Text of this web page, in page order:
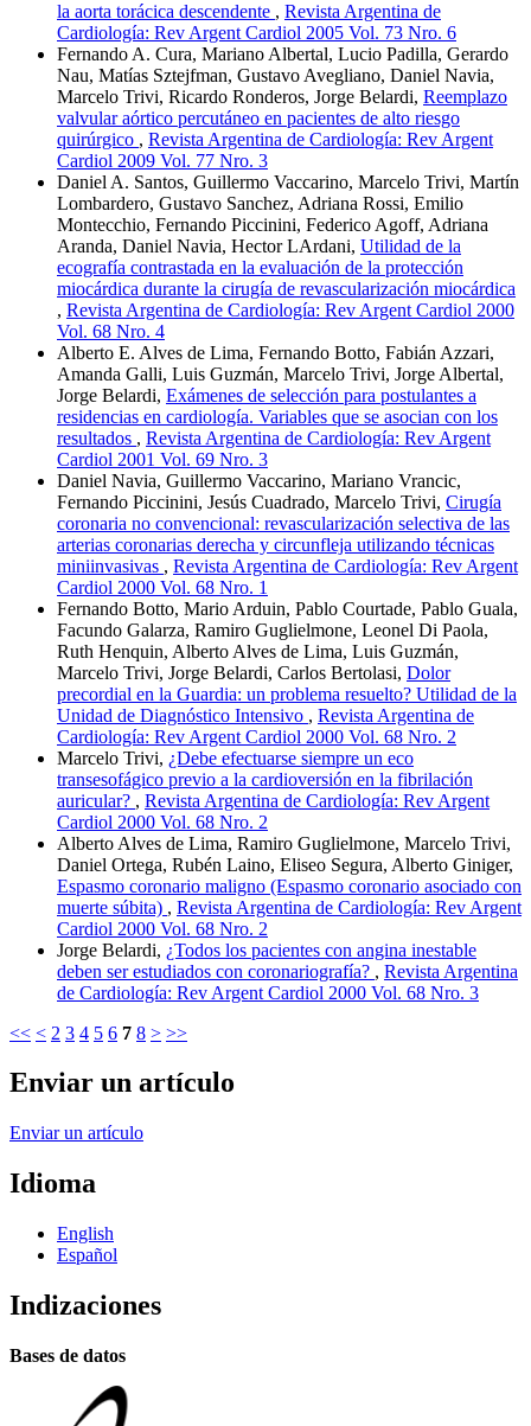
la aorta torácica descendente , Revista Argentina de
Cardiología: Rev Argent Cardiol 2005 Vol. 73 Nro. 6
Fernando A. Cura, Mariano Albertal, Lucio Padilla, Gerardo
Nau, Matías Sztejfman, Gustavo Avegliano, Daniel Navia,
Marcelo Trivi, Ricardo Ronderos, Jorge Belardi, Reemplazo
valvular aórtico percutáneo en pacientes de alto riesgo
quirúrgico , Revista Argentina de Cardiología: Rev Argent
Cardiol 2009 Vol. 77 Nro. 3
Daniel A. Santos, Guillermo Vaccarino, Marcelo Trivi, Martín
Lombardero, Gustavo Sanchez, Adriana Rossi, Emilio
Montecchio, Fernando Piccinini, Federico Agoff, Adriana
Aranda, Daniel Navia, Hector LArdani, Utilidad de la
ecografía contrastada en la evaluación de la protección
miocárdica durante la cirugía de revascularización miocárdica
, Revista Argentina de Cardiología: Rev Argent Cardiol 2000
Vol. 68 Nro. 4
Alberto E. Alves de Lima, Fernando Botto, Fabián Azzari,
Amanda Galli, Luis Guzmán, Marcelo Trivi, Jorge Albertal,
Jorge Belardi, Exámenes de selección para postulantes a
residencias en cardiología. Variables que se asocian con los
resultados , Revista Argentina de Cardiología: Rev Argent
Cardiol 2001 Vol. 69 Nro. 3
Daniel Navia, Guillermo Vaccarino, Mariano Vrancic,
Fernando Piccinini, Jesús Cuadrado, Marcelo Trivi, Cirugía
coronaria no convencional: revascularización selectiva de las
arterias coronarias derecha y circunfleja utilizando técnicas
miniinvasivas , Revista Argentina de Cardiología: Rev Argent
Cardiol 2000 Vol. 68 Nro. 1
Fernando Botto, Mario Arduin, Pablo Courtade, Pablo Guala,
Facundo Galarza, Ramiro Guglielmone, Leonel Di Paola,
Ruth Henquin, Alberto Alves de Lima, Luis Guzmán,
Marcelo Trivi, Jorge Belardi, Carlos Bertolasi, Dolor
precordial en la Guardia: un problema resuelto? Utilidad de la
Unidad de Diagnóstico Intensivo , Revista Argentina de
Cardiología: Rev Argent Cardiol 2000 Vol. 68 Nro. 2
Marcelo Trivi, ¿Debe efectuarse siempre un eco
transesofágico previo a la cardioversión en la fibrilación
auricular? , Revista Argentina de Cardiología: Rev Argent
Cardiol 2000 Vol. 68 Nro. 2
Alberto Alves de Lima, Ramiro Guglielmone, Marcelo Trivi,
Daniel Ortega, Rubén Laino, Eliseo Segura, Alberto Giniger,
Espasmo coronario maligno (Espasmo coronario asociado con
muerte súbita) , Revista Argentina de Cardiología: Rev Argent
Cardiol 2000 Vol. 68 Nro. 2
Jorge Belardi, ¿Todos los pacientes con angina inestable
deben ser estudiados con coronariografía? , Revista Argentina
de Cardiología: Rev Argent Cardiol 2000 Vol. 68 Nro. 3
<< < 2 3 4 5 6 7 8 > >>
Enviar un artículo
Enviar un artículo
Idioma
English
Español
Indizaciones
Bases de datos